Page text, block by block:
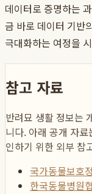
데이터로 증명하는
금 바로 데이터 기반
극대화하는 여정을
참고 자료
반려묘 생활 정보는
니다. 아래 공개 자
인하기 위한 외부 참
국가동물보호
한국동물병원